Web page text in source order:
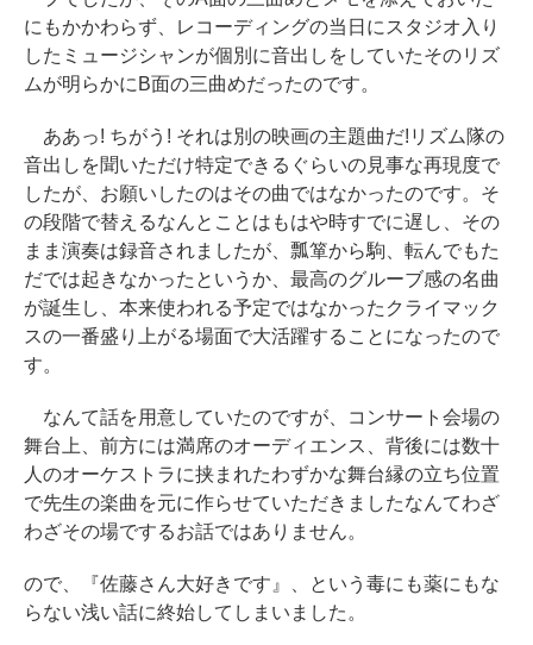
にもかかわらず、レコーディングの当日にスタジオ入り
したミュージシャンが個別に音出しをしていたそのリズ
ムが明らかにB面の三曲めだったのです。
ああっ! ちがう! それは別の映画の主題曲だ!リズム隊の
音出しを聞いただけ特定できるぐらいの見事な再現度で
したが、お願いしたのはその曲ではなかったのです。そ
の段階で替えるなんとことはもはや時すでに遅し、その
まま演奏は録音されましたが、瓢箪から駒、転んでもた
だでは起きなかったというか、最高のグルーブ感の名曲
が誕生し、本来使われる予定ではなかったクライマック
スの一番盛り上がる場面で大活躍することになったので
す。
なんて話を用意していたのですが、コンサート会場の
舞台上、前方には満席のオーディエンス、背後には数十
人のオーケストラに挟まれたわずかな舞台縁の立ち位置
で先生の楽曲を元に作らせていただきましたなんてわざ
わざその場でするお話ではありません。
ので、『佐藤さん大好きです』、という毒にも薬にもな
らない浅い話に終始してしまいました。